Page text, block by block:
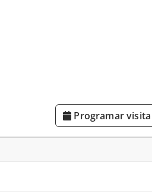
Programar visita